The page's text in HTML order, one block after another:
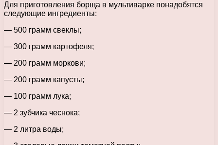
Для приготовления борща в мультиварке понадобятся
следующие ингредиенты:
— 500 грамм свеклы;
— 300 грамм картофеля;
— 200 грамм моркови;
— 200 грамм капусты;
— 100 грамм лука;
— 2 зубчика чеснока;
— 2 литра воды;